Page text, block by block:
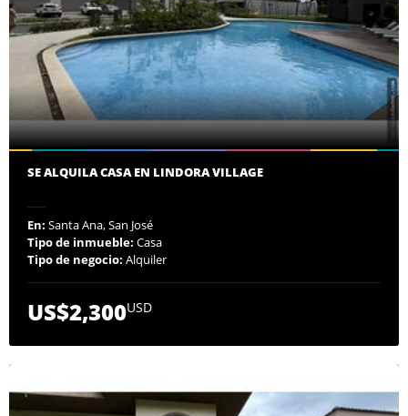
SE ALQUILA CASA EN LINDORA VILLAGE
En: Santa Ana, San José
Tipo de inmueble: Casa
Tipo de negocio: Alquiler
US$2,300USD